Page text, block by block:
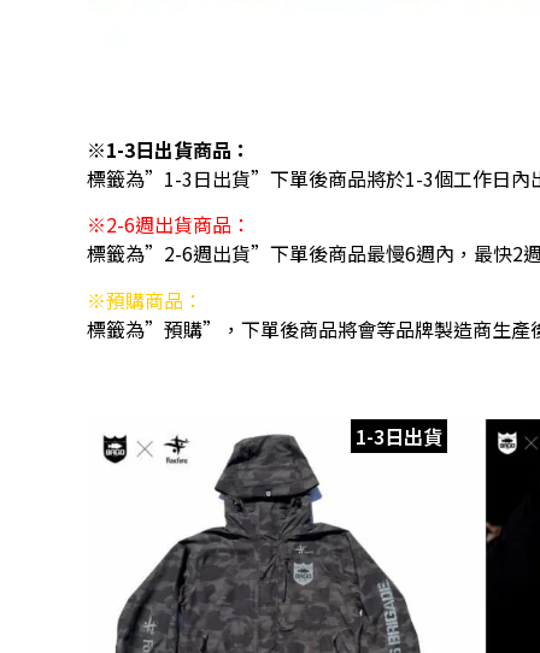
※1-3日出貨商品：
標籤為”1-3日出貨”下單後商品將於1-3個工作日內
※2-6週出貨商品：
標籤為”2-6週出貨”下單後商品最慢6週內，最快2
※預購商品：
標籤為”預購”，下單後商品將會等品牌製造商生產
1-3日出貨